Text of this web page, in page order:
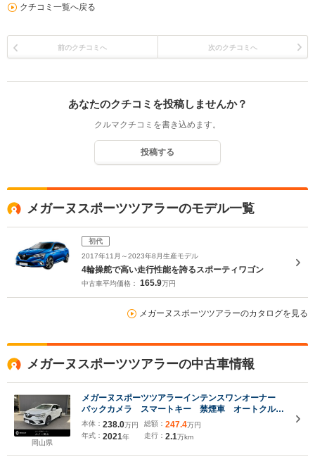
クチコミ一覧へ戻る
前のクチコミへ 次のクチコミへ
あなたのクチコミを投稿しませんか？
クルマクチコミを書き込めます。
投稿する
メガーヌスポーツツアラーのモデル一覧
初代
2017年11月～2023年8月生産モデル
4輪操舵で高い走行性能を誇るスポーティワゴン
中古車平均価格： 165.9万円
メガーヌスポーツツアラーのカタログを見る
メガーヌスポーツツアラーの中古車情報
岡山県
メガーヌスポーツツアラーインテンスワンオーナー
バックカメラ スマートキー 禁煙車 オートクルー
ズコントロール レーンキープアシスト
本体： 238.0万円
年式： 2021年
総額： 247.4万円
走行： 2.1万km